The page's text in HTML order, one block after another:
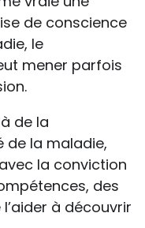
de conscience
le
mener parfois
de la
de la maladie,
la conviction
des
à découvrir